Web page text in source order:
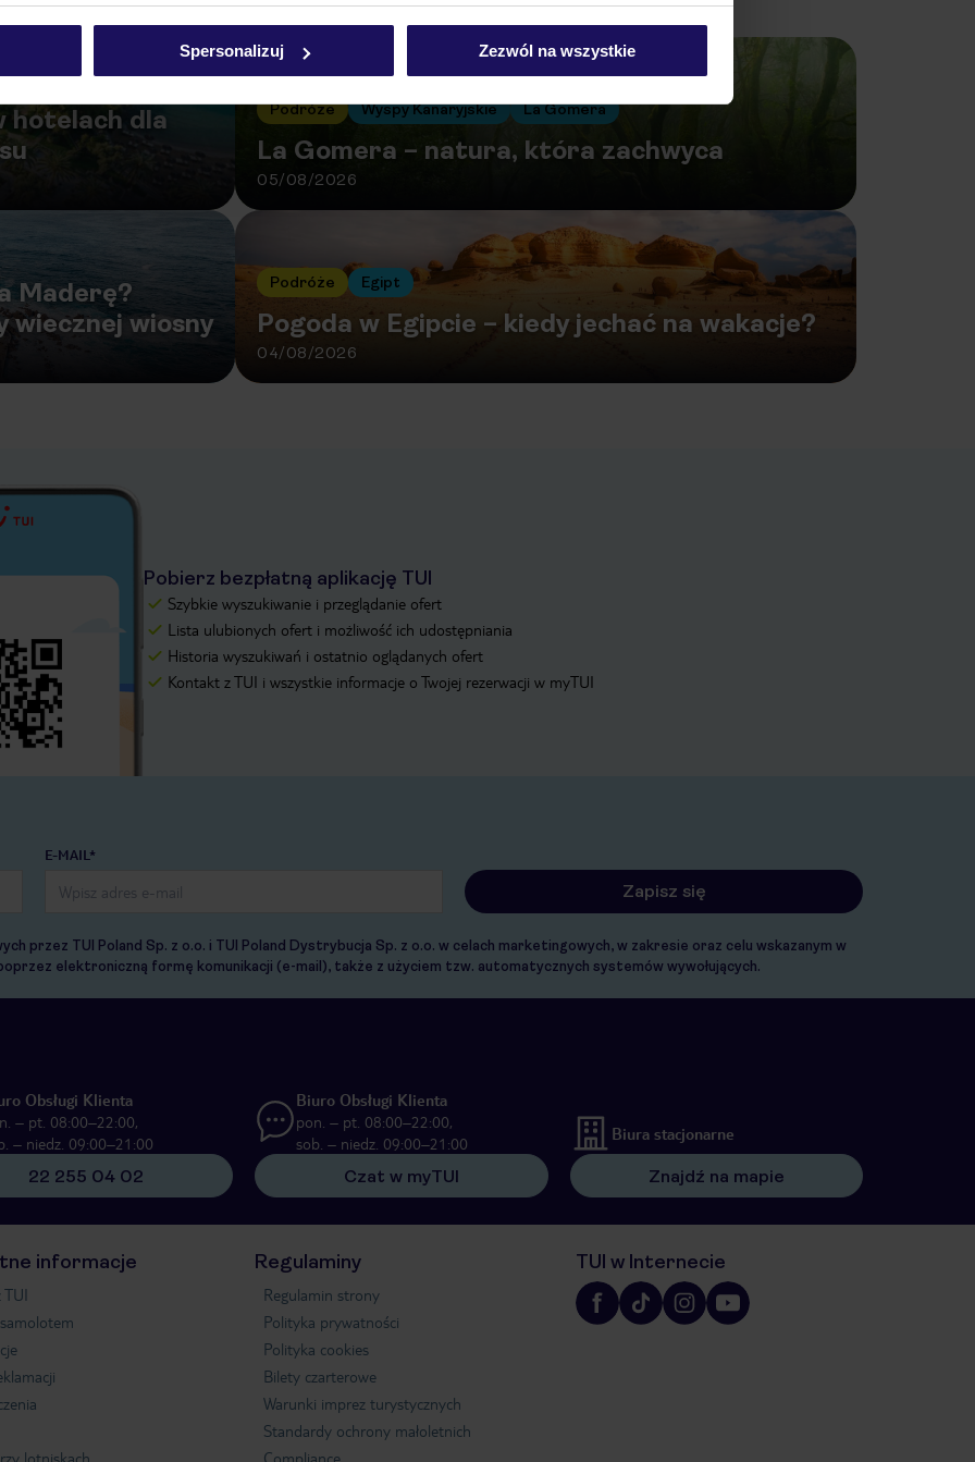
Spersonalizuj Zezwól na wszystkie
hotelach dla
Podróże Wyspy Kanaryjskie La Gomera
La Gomera – natura, która zachwyca
05/08/2026
Maderę?
wiecznej wiosny
Podróże Egipt
Pogoda w Egipcie – kiedy jechać na wakacje?
04/08/2026
Pobierz bezpłatną aplikację TUI
Szybkie wyszukiwanie i przeglądanie ofert
Lista ulubionych ofert i możliwość ich udostępniania
Historia wyszukiwań i ostatnio oglądanych ofert
Kontakt z TUI i wszystkie informacje o Twojej rezerwacji w myTUI
E-MAIL*
przez TUI Poland Sp. z o.o. i TUI Poland Dystrybucja Sp. z o.o. w celach marketingowych, w zakresie oraz celu wskazanym w
elektroniczną formę komunikacji (e-mail), także z użyciem tzw. automatycznych systemów wywołujących.
Obsługi Klienta
– pt. 08:00–22:00,
– niedz. 09:00–21:00
22 255 04 02
Biuro Obsługi Klienta
pon. – pt. 08:00–22:00,
sob. – niedz. 09:00–21:00
Czat w myTUI
Biura stacjonarne
Znajdź na mapie
informacje
TUI
Regulaminy
Regulamin strony
Polityka prywatności
Polityka cookies
Bilety czarterowe
Warunki imprez turystycznych
Standardy ochrony małoletnich
TUI w Internecie